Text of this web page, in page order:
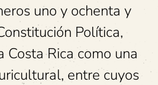
uno y ochenta y
Política,
Costa Rica como una
entre cuyos